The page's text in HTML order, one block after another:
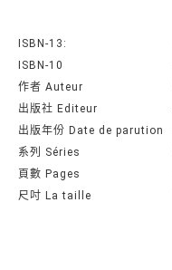
ISBN-13:
ISBN-10
作者 Auteur
出版社 Editeur
出版年份 Date de parution
系列 Séries
頁數 Pages
尺吋 La taille